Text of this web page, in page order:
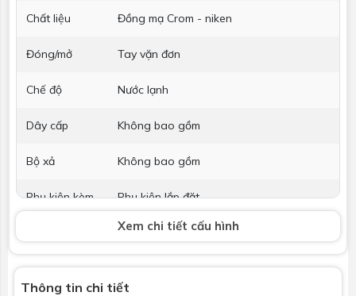
Chất liệu Đồng mạ Crom - niken
Đóng/mở Tay vặn đơn
Chế độ Nước lạnh
Dây cấp Không bao gồm
Bộ xả Không bao gồm
Phụ kiện kèm
theo
Phụ kiện lắp đặt
Bảo hành Nhấp để xem chính sách bảo hành
Xem chi tiết cấu hình
Thông tin chi tiết